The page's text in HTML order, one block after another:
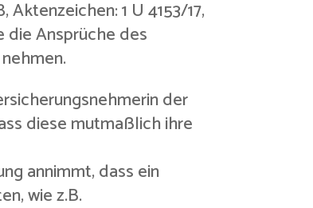
1 U 4153/17,
die Ansprüche des
der
diese mutmaßlich ihre
annimmt, dass ein
wie z.B.